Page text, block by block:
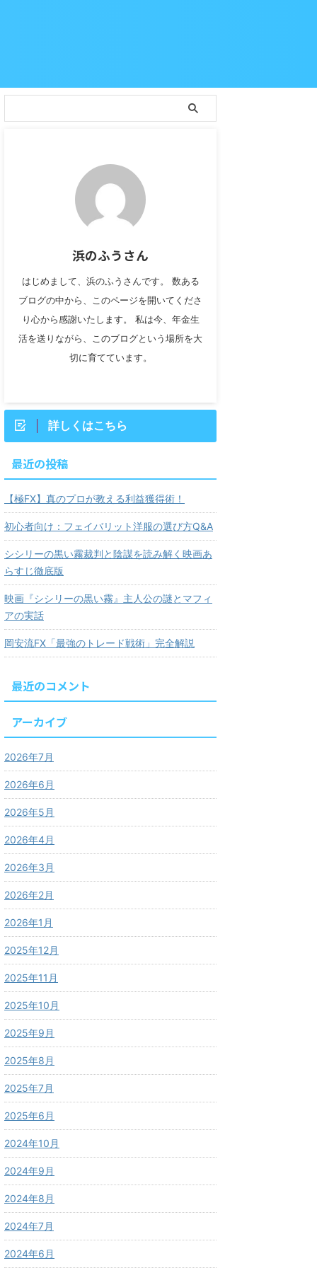
浜のふうさん
はじめまして、浜のふうさんです。 数ある
ブログの中から、このページを開いてくださ
り心から感謝いたします。 私は今、年金生
活を送りながら、このブログという場所を大
切に育てています。
詳しくはこちら
最近の投稿
【極FX】真のプロが教える利益獲得術！
初心者向け：フェイバリット洋服の選び方Q&A
シシリーの黒い霧裁判と陰謀を読み解く映画あ
らすじ徹底版
映画『シシリーの黒い霧』主人公の謎とマフィ
アの実話
岡安流FX「最強のトレード戦術」完全解説
最近のコメント
アーカイブ
2026年7月
2026年6月
2026年5月
2026年4月
2026年3月
2026年2月
2026年1月
2025年12月
2025年11月
2025年10月
2025年9月
2025年8月
2025年7月
2025年6月
2024年10月
2024年9月
2024年8月
2024年7月
2024年6月